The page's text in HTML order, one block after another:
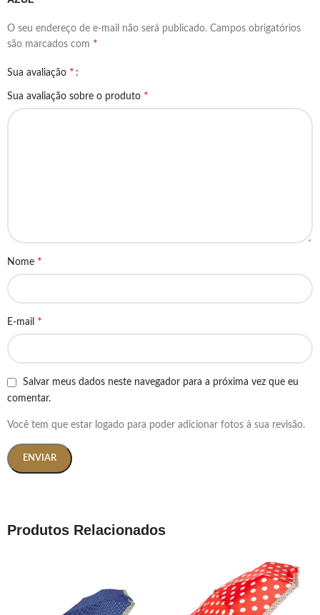
O seu endereço de e-mail não será publicado. Campos obrigatórios
são marcados com *
Sua avaliação *
Sua avaliação sobre o produto *
Nome *
E-mail *
Salvar meus dados neste navegador para a próxima vez que eu
comentar.
Você tem que estar logado para poder adicionar fotos à sua revisão.
Produtos Relacionados